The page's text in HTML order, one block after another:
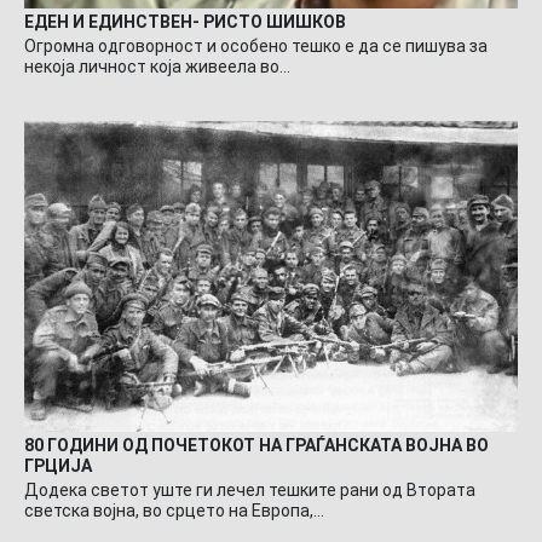
ЕДЕН И ЕДИНСТВЕН- РИСТО ШИШКОВ
Огромна одговорност и особено тешко е да се пишува за
некоја личност која живеела во…
80 ГОДИНИ ОД ПОЧЕТОКОТ НА ГРАЃАНСКАТА ВОЈНА ВО
ГРЦИЈА
Додека светот уште ги лечел тешките рани од Втората
светска војна, во срцето на Европа,…